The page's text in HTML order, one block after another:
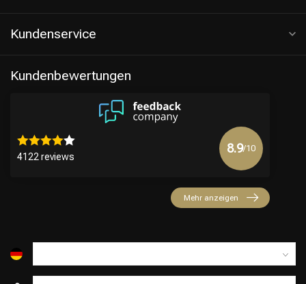
Kundenservice
Kundenbewertungen
4122 reviews
8.9/10
Mehr anzeigen